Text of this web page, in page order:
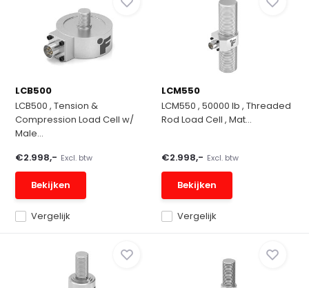
LCB500
LCB500 , Tension &
Compression Load Cell w/
Male...
Vergelijk
€2.998,- Excl. btw
Bekijken
LCM550
LCM550 , 50000 lb , Threaded
Rod Load Cell , Mat...
Vergelijk
€2.998,- Excl. btw
Bekijken